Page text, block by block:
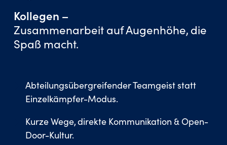
Kollegen –
Zusammenarbeit auf Augenhöhe, die
Spaß macht.
Abteilungsübergreifender Teamgeist statt
Einzelkämpfer-Modus.
Kurze Wege, direkte Kommunikation & Open-
Door-Kultur.